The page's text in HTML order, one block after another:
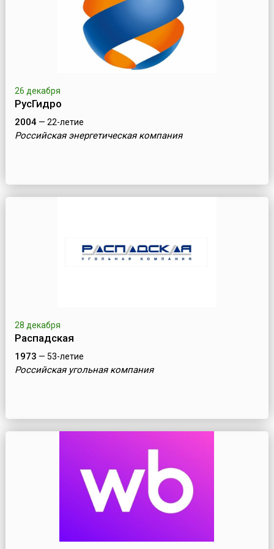
26 декабря
РусГидро
2004— 22-летие
Российская энергетическая компания
28 декабря
Распадская
1973 — 53-летие
Российская угольная компания